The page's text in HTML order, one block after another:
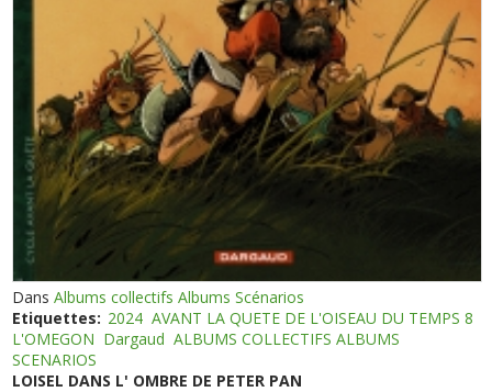
DansAlbums collectifs Albums Scénarios
Etiquettes: 2024 AVANT LA QUETE DE L'OISEAU DU TEMPS 8
L'OMEGON Dargaud ALBUMS COLLECTIFS ALBUMS
SCENARIOS
LOISEL DANS L' OMBRE DE PETER PAN